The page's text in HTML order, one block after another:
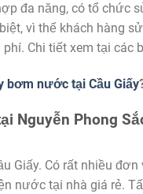
đa năng, có tổ chức
vì thế khách hàng
Chi tiết xem tại các
bơm nước tại Cầu Giấy
Nguyễn Phong
Giấy. Có rất nhiều đơn
nước tại nhà giá rẻ.